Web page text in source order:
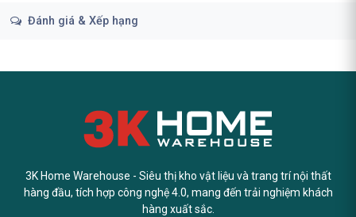
Đánh giá & Xếp hạng
3K Home Warehouse - Siêu thị kho vật liệu và trang trí nội thất
hàng đầu, tích hợp công nghệ 4.0, mang đến trải nghiệm khách
hàng xuất sắc.